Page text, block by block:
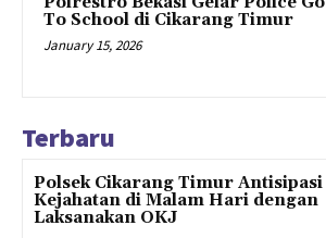
To School di Cikarang Timur
January 15, 2026
Terbaru
Polsek Cikarang Timur Antisipasi
Kejahatan di Malam Hari dengan
Laksanakan OKJ